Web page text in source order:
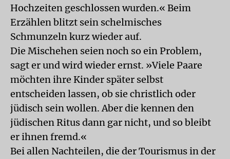
Hochzeiten geschlossen wurden.« Beim
Erzählen blitzt sein schelmisches
Schmunzeln kurz wieder auf.
Die Mischehen seien noch so ein Problem,
sagt er und wird wieder ernst. »Viele Paare
möchten ihre Kinder später selbst
entscheiden lassen, ob sie christlich oder
jüdisch sein wollen. Aber die kennen den
jüdischen Ritus dann gar nicht, und so bleibt
er ihnen fremd.«
Bei allen Nachteilen, die der Tourismus in der